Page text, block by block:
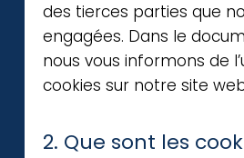
des tierces parties que
engagées. Dans le
nous vous informons de
cookies sur notre site
2. Que sont les